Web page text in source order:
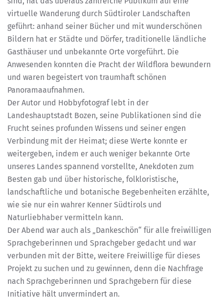
virtuelle Wanderung durch Südtiroler Landschaften
geführt: anhand seiner Bücher und mit wunderschönen
Bildern hat er Städte und Dörfer, traditionelle ländliche
Gasthäuser und unbekannte Orte vorgeführt. Die
Anwesenden konnten die Pracht der Wildflora bewundern
und waren begeistert von traumhaft schönen
Panoramaaufnahmen.
Der Autor und Hobbyfotograf lebt in der
Landeshauptstadt Bozen, seine Publikationen sind die
Frucht seines profunden Wissens und seiner engen
Verbindung mit der Heimat; diese Werte konnte er
weitergeben, indem er auch weniger bekannte Orte
unseres Landes spannend vorstellte, Anekdoten zum
Besten gab und über historische, folkloristische,
landschaftliche und botanische Begebenheiten erzählte,
wie sie nur ein wahrer Kenner Südtirols und
Naturliebhaber vermitteln kann.
Der Abend war auch als „Dankeschön“ für alle freiwilligen
Sprachgeberinnen und Sprachgeber gedacht und war
verbunden mit der Bitte, weitere Freiwillige für dieses
Projekt zu suchen und zu gewinnen, denn die Nachfrage
nach Sprachgeberinnen und Sprachgebern für diese
Initiative hält unvermindert an.